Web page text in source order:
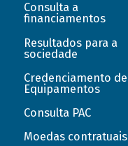
Consulta a
financiamentos
Resultados para a
sociedade
Credenciamento de
Equipamentos
Consulta PAC
Moedas contratuais